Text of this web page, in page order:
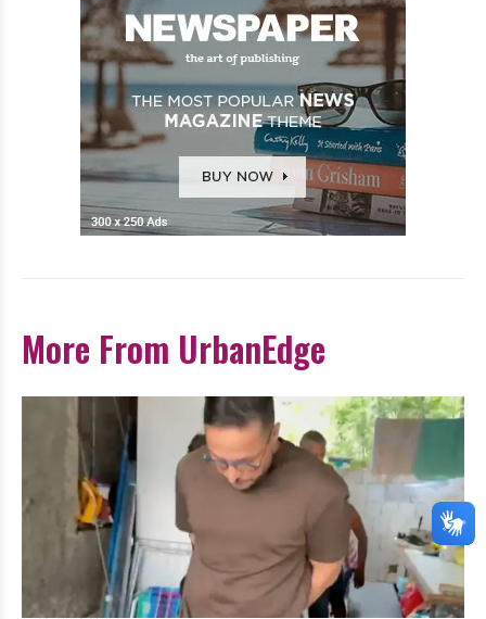
More From UrbanEdge